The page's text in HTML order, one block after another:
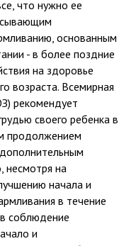
что нужно ее
основанным
- в более поздние
на здоровье
возраста. Всемирная
рекомендует
своего ребенка в
продолжением
несмотря на
начала и
в течение
соблюдение
и